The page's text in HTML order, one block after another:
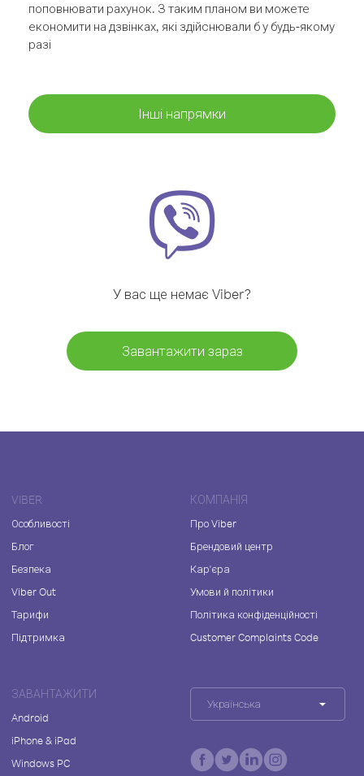
поповнювати рахунок. З таким планом ви можете
економити на дзвінках, які здійснювали б у будь-якому
разі
Інші напрямки
У вас ще немає Viber?
Завантажити зараз
VIBER
Особливості
Блог
Безпека
Viber Out
Тарифи
Підтримка
КОМПАНІЯ
Про Viber
Брендовий центр
Кар'єра
Умови й політики
Політика конфіденційності
Customer Complaints Code
ЗАВАНТАЖИТИ
Android
iPhone & iPad
Windows PC
Українська